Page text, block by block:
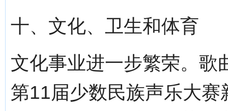
十、文化、卫生和体育
文化事业进一步繁荣。歌
第11届少数民族声乐大